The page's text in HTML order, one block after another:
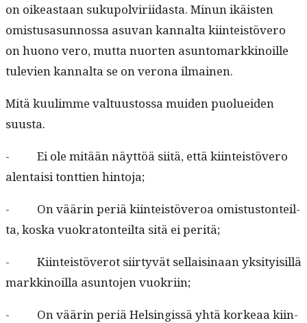
on oikeas­t­aan sukupolviri­idas­ta. Min­un ikäis­ten
omis­tusasun­nos­sa asu­van kannal­ta kiin­teistövero
on huono vero, mut­ta nuorten asun­tomarkki­noille
tule­vien kannal­ta se on verona ilmainen.
Mitä kuulimme val­tu­us­tossa muiden puoluei­den
suusta.
- Ei ole mitään näyt­töä siitä, että kiin­teistövero
alen­taisi tont­tien hintoja;
- On väärin per­iä kiin­teistöveroa omis­tus­ton­teil­
ta, kos­ka vuokra­ton­teil­ta sitä ei peritä;
- Kiin­teistöverot siir­tyvät sel­l­aisi­naan yksi­ty­isil­lä
markki­noil­la asun­to­jen vuokriin;
- On väärin per­iä Helsingis­sä yhtä korkeaa kiin­